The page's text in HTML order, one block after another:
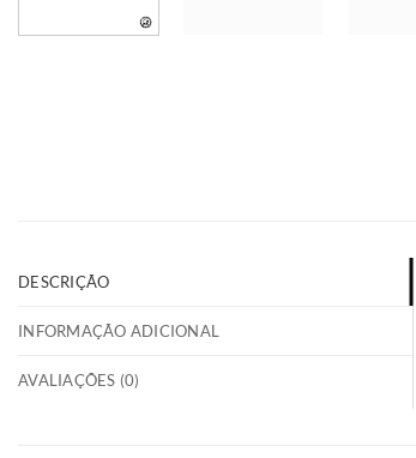
DESCRIÇÃO
INFORMAÇÃO ADICIONAL
AVALIAÇÕES (0)